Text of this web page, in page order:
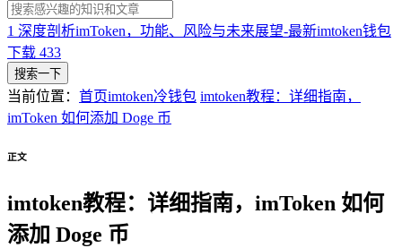
1 深度剖析imToken，功能、风险与未来展望-最新imtoken钱包
下载 433
搜索一下
当前位置： 首页imtoken冷钱包 imtoken教程：详细指南，
imToken 如何添加 Doge 币
正文
imtoken教程：详细指南，imToken 如何
添加 Doge 币